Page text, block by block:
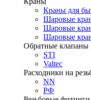
Краны для
Шаровые
Шаровые
Шаровые
Обратные клапаны
STI
Valtec
Расходники на
NN
РФ